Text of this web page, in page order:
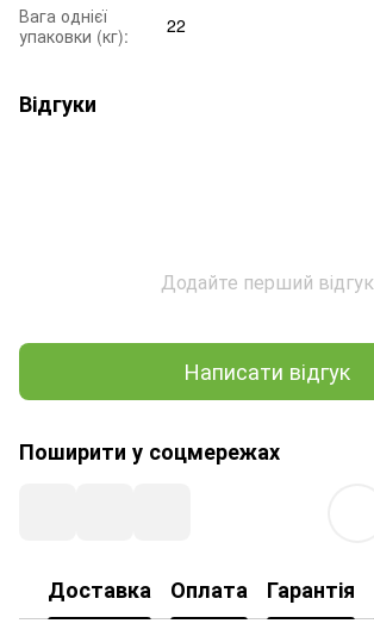
Вага однієї
упаковки (кг):
22
Відгуки
Додайте перший відгук
Написати відгук
Поширити у соцмережах
Доставка Оплата Гарантія